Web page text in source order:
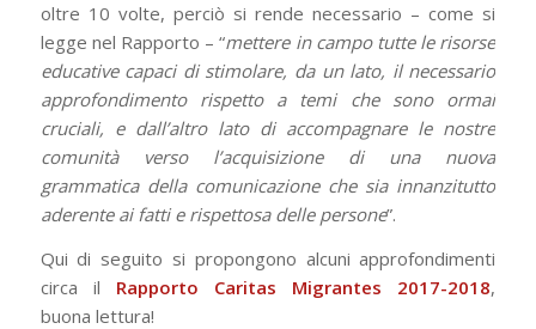
oltre 10 volte, perciò si rende necessario – come si
legge nel Rapporto – “mettere in campo tutte le risorse
educative capaci di stimolare, da un lato, il necessario
approfondimento rispetto a temi che sono ormai
cruciali, e dall’altro lato di accompagnare le nostre
comunità verso l’acquisizione di una nuova
grammatica della comunicazione che sia innanzitutto
aderente ai fatti e rispettosa delle persone”.
Qui di seguito si propongono alcuni approfondimenti
circa il Rapporto Caritas Migrantes 2017-2018,
buona lettura!